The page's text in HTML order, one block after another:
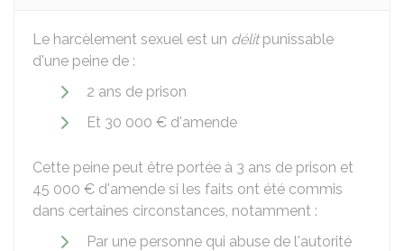
Le harcèlement sexuel est un délitpunissable
d'une peine de :
2 ans de prison
Et 30 000 € d'amende
Cette peine peut être portée à 3 ans de prison et
45 000 € d'amende si les faits ont été commis
dans certaines circonstances, notamment :
Par une personne qui abuse de l'autorité